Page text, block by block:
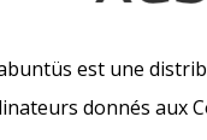
est une
donnés aux